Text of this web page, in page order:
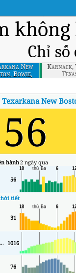
Chỉ
New
Bowie,
Texas
Karnack,
Texarkana New
56
hành2 ngày qua
56
tiết
31
không khí 1016
76